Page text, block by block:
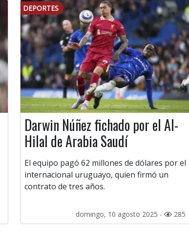
DEPORTES
Darwin Núñez fichado por el Al-
Hilal de Arabia Saudí
El equipo pagó 62 millones de dólares por el
internacional uruguayo, quien firmó un
contrato de tres años.
domingo, 10 agosto 2025 - 285